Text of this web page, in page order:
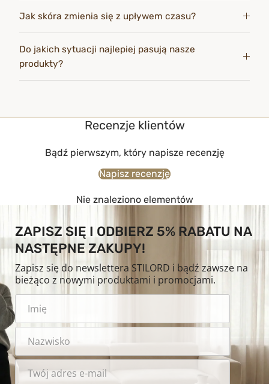
Jak skóra zmienia się z upływem czasu?
Do jakich sytuacji najlepiej pasują nasze
produkty?
Recenzje klientów
Bądź pierwszym, który napisze recenzję
Napisz recenzję
Nie znaleziono elementów
ZAPISZ SIĘ I ODBIERZ 5% RABATU NA
NASTĘPNE ZAKUPY!
Zapisz się do newslettera STILORD i bądź zawsze na
bieżąco z nowymi produktami i promocjami.